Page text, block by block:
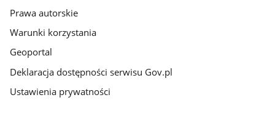
Prawa autorskie
Warunki korzystania
Geoportal
Deklaracja dostępności serwisu Gov.pl
Ustawienia prywatności